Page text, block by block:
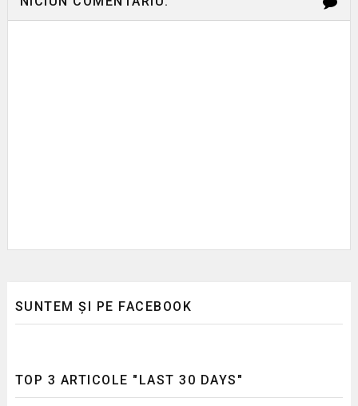
SUNTEM ȘI PE FACEBOOK
TOP 3 ARTICOLE "LAST 30 DAYS"